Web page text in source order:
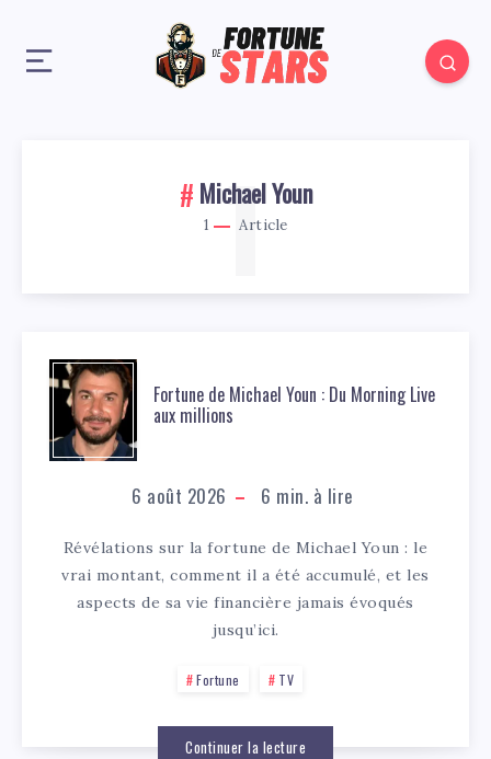
Michael Youn
1 Article
1
Fortune de Michael Youn : Du Morning Live
aux millions
6 août 2026 6 min. à lire
Révélations sur la fortune de Michael Youn : le
vrai montant, comment il a été accumulé, et les
aspects de sa vie financière jamais évoqués
jusqu’ici.
Fortune TV
Continuer la lecture